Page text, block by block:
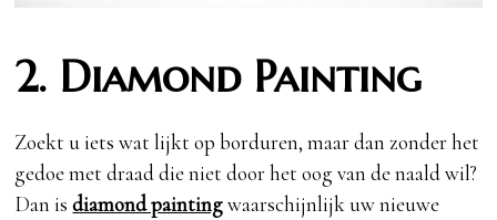
2. Diamond Painting
Zoekt u iets wat lijkt op borduren, maar dan zonder het
gedoe met draad die niet door het oog van de naald wil?
Dan isdiamond paintingwaarschijnlijk uw nieuwe